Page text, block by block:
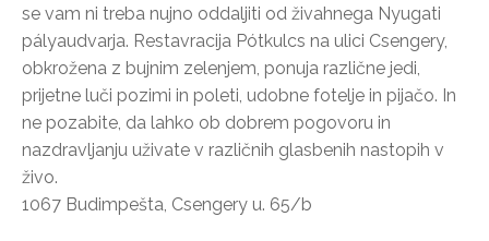
se vam ni treba nujno oddaljiti od živahnega Nyugati
pályaudvarja. Restavracija Pótkulcs na ulici Csengery,
obkrožena z bujnim zelenjem, ponuja različne jedi,
prijetne luči pozimi in poleti, udobne fotelje in pijačo. In
ne pozabite, da lahko ob dobrem pogovoru in
nazdravljanju uživate v različnih glasbenih nastopih v
živo.
1067 Budimpešta, Csengery u. 65/b